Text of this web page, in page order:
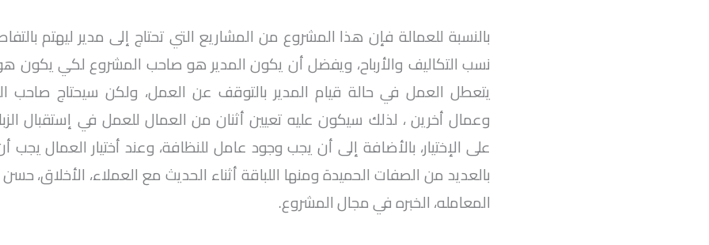
بالنسبة للعمالة فإن هذا المشروع من المشاريع التي تحتاج إلى مدير ليهتم
نسب التكاليف والأرباح، ويفضل أن يكون المدير هو صاحب المشروع لكي يكون
يتعطل العمل في حالة قيام المدير بالتوقف عن العمل، ولكن سيحتاج صاحب
وعمال أخرين ، لذلك سيكون عليه تعيين أثنان من العمال للعمل في إستقبال
على الإختيار، بالأضافة إلى أن يجب وجود عامل للنظافة، وعند أختيار العمال
بالعديد من الصفات الحميدة ومنها اللباقة أثناء الحديث مع العملاء، الأخلاق،
المعامله، الخبره في مجال المشروع.